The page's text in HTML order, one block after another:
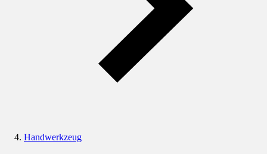
Handwerkzeug